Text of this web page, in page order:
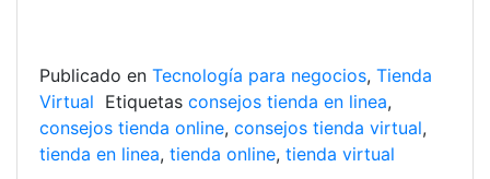
p
p
o
o
k
n
tir
Publicado en Tecnología para negocios, Tienda
Virtual Etiquetas consejos tienda en linea,
consejos tienda online, consejos tienda virtual,
tienda en linea, tienda online, tienda virtual